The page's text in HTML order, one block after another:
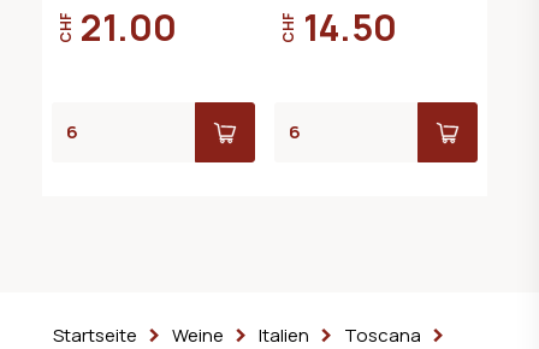
CHF 21.00 CHF 14.50
Startseite Weine Italien
Toscana